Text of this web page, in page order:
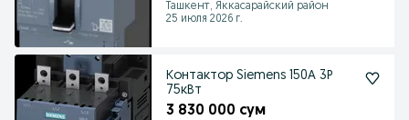
Ташкент, Яккасарайский район
25 июля 2026 г.
Контактор Siemens 150А 3Р
75кВт
3 830 000 сум